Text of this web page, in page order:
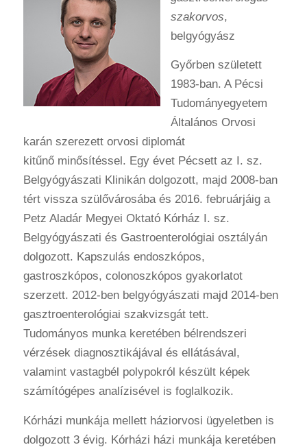
szakorvos,
belgyógyász
Győrben született
1983-ban. A Pécsi
Tudományegyetem
Általános Orvosi
karán szerezett orvosi diplomát
kitűnő minősítéssel. Egy évet Pécsett az I. sz.
Belgyógyászati Klinikán dolgozott, majd 2008-ban
tért vissza szülővárosába és 2016. februárjáig a
Petz Aladár Megyei Oktató Kórház I. sz.
Belgyógyászati és Gastroenterológiai osztályán
dolgozott. Kapszulás endoszkópos,
gastroszkópos, colonoszkópos gyakorlatot
szerzett. 2012-ben belgyógyászati majd 2014-ben
gasztroenterológiai szakvizsgát tett.
Tudományos munka keretében bélrendszeri
vérzések diagnosztikájával és ellátásával,
valamint vastagbél polypokról készült képek
számítógépes analízisével is foglalkozik.
Kórházi munkája mellett háziorvosi ügyeletben is
dolgozott 3 évig. Kórházi házi munkája keretében